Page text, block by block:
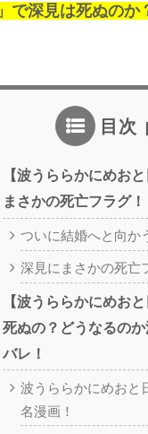
で深見は死ぬの
目次
【波うららかにめお
まさかの死亡フラグ！
ついに結婚へと向か
深見にまさかの死亡
【波うららかにめお
死ぬの？どうなるの
バレ！
波うららかにめおと
名漫画！